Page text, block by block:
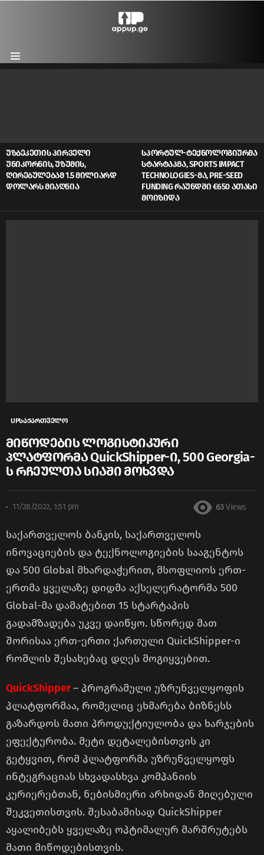
Menu
ᲣᲖᲑᲔᲙᲔᲗᲘᲡ ᲞᲘᲠᲕᲔᲚᲘ
ᲣᲜᲘᲙᲝᲠᲜᲘᲡ, ᲣᲖᲣᲛᲘᲡ,
ᲦᲘᲠᲔᲑᲣᲚᲔᲑᲐᲛ 1.5 ᲛᲘᲚᲘᲐᲠᲓ
ᲓᲝᲚᲐᲠᲡ ᲛᲘᲐᲦᲬᲘᲐ
ᲡᲞᲝᲠᲢᲣᲚ-ᲢᲔᲥᲜᲝᲚᲝᲒᲘᲣᲠᲛᲐ
ᲡᲢᲐᲠᲢᲐᲞᲛᲐ, SPORTS IMPACT
TECHNOLOGIES-ᲛᲐ, PRE-SEED
FUNDING ᲠᲐᲣᲜᲓᲨᲘ €650 ᲐᲗᲐᲡᲘ
ᲛᲝᲘᲖᲘᲓᲐ
UPსაქართველო
მიწოდების ლოგისტიკური
პლატფორმა QuickShipper-ი, 500 Georgia-
ს რჩეულთა სიაში მოხვდა
11/28/2022, 1:51 pm 63 Views
საქართველოს ბანკის, საქართველოს
ინოვაციების და ტექნოლოგიების სააგენტოს
და 500 Global მხარდაჭერით, მსოფლიოს ერთ-
ერთმა ყველაზე დიდმა აქსელერატორმა 500
Global-მა დამატებით 15 სტარტაპის
გადამზადება უკვე დაიწყო. სწორედ მათ
შორისაა ერთ-ერთი ქართული QuickShipper-ი
რომლის შესახებაც დღეს მოგიყვებით.
QuickShipper– პროგრამული უზრუნველყოფის
პლატფორმაა, რომელიც ეხმარება ბიზნესს
გაზარდოს მათი პროდუქტიულობა და ხარჯების
ეფექტურობა. მეტი დეტალებისთვის კი
გეტყვით, რომ პლატფორმა უზრუნველყოფს
ინტეგრაციას სხვადასხვა კომპანიის
კურიერებთან, ნებისმიერი არხიდან მიღებული
შეკვეთისთვის. შესაბამისად QuickShipper
აყალიბებს ყველაზე ოპტიმალურ მარშრუტებს
მათი მიწოდებისთვის.